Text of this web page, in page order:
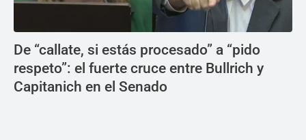
De “callate, si estás procesado” a “pido
respeto”: el fuerte cruce entre Bullrich y
Capitanich en el Senado